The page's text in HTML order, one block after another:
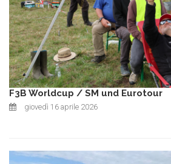
F3B Worldcup / SM und Eurotour
giovedì 16 aprile 2026